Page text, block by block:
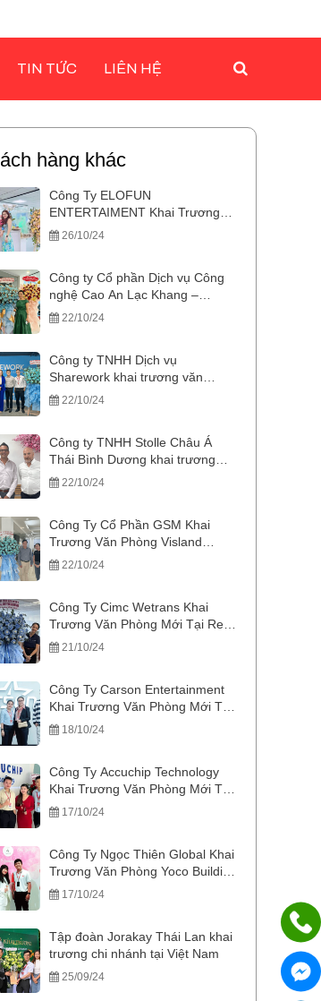
TIN TỨC LIÊN HỆ
hàng khác
Công Ty ELOFUN
ENTERTAIMENT Khai Trương
Văn Phòng Mới Tại Pico Plaza
26/10/24
Công ty Cổ phần Dịch vụ Công
nghệ Cao An Lạc Khang –
Thương hiệu NURA’S khai
22/10/24
Công ty TNHH Dịch vụ
Sharework khai trương văn
phòng tại Athena Building
22/10/24
Công ty TNHH Stolle Châu Á
Thái Bình Dương khai trương
văn phòng tại Viettel Tower
22/10/24
Công Ty Cổ Phần GSM Khai
Trương Văn Phòng Visland
Building
22/10/24
Công Ty Cimc Wetrans Khai
Trương Văn Phòng Mới Tại Ree
Tower
21/10/24
Công Ty Carson Entertainment
Khai Trương Văn Phòng Mới Tại
CMC Creative Space
18/10/24
Công Ty Accuchip Technology
Khai Trương Văn Phòng Mới Tại
L’Mak Orchard
17/10/24
Công Ty Ngọc Thiên Global Khai
Trương Văn Phòng Yoco Building
Quận 1
17/10/24
Tập đoàn Jorakay Thái Lan khai
trương chi nhánh tại Việt Nam
25/09/24